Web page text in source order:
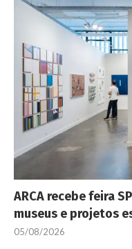
ARCA recebe feira
museus e projetos
05/08/2026